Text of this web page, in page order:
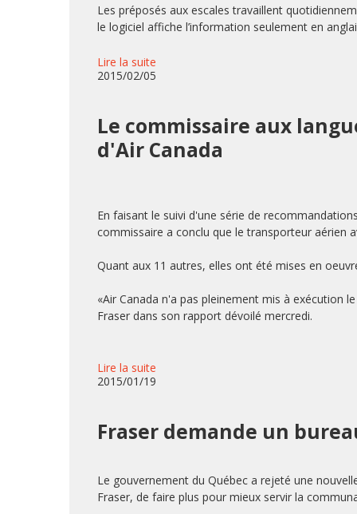
Les préposés aux escales travaillent
le logiciel affiche l’information seulement en
Lire la suite
2015/02/05
Le commissaire aux
d'Air Canada
En faisant le suivi d'une série de
commissaire a conclu que le transporteur aérien
Quant aux 11 autres, elles ont été mises en
«Air Canada n'a pas pleinement mis à exécution
Fraser dans son rapport dévoilé mercredi.
Lire la suite
2015/01/19
Fraser demande un
Le gouvernement du Québec a rejeté une
Fraser, de faire plus pour mieux servir la